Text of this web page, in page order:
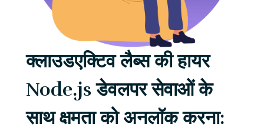
क्लाउडएक्टिव लैब्स की हायर
Node.js डेवलपर सेवाओं के
साथ क्षमता को अनलॉक करना: